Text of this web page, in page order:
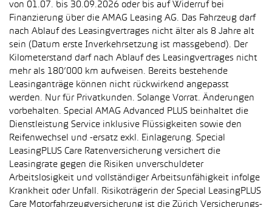
von 01.07. bis 30.09.2026 oder bis auf Widerruf bei
Finanzierung über die AMAG Leasing AG. Das Fahrzeug darf
nach Ablauf des Leasingvertrages nicht älter als 8 Jahre alt
sein (Datum erste Inverkehrsetzung ist massgebend). Der
Kilometerstand darf nach Ablauf des Leasingvertrages nicht
mehr als 180’000 km aufweisen. Bereits bestehende
Leasinganträge können nicht rückwirkend angepasst
werden. Nur für Privatkunden. Solange Vorrat. Änderungen
vorbehalten. Special AMAG Advanced PLUS beinhaltet die
Dienstleistung Service inklusive Flüssigkeiten sowie den
Reifenwechsel und -ersatz exkl. Einlagerung. Special
LeasingPLUS Care Ratenversicherung versichert die
Leasingrate gegen die Risiken unverschuldeter
Arbeitslosigkeit und vollständiger Arbeitsunfähigkeit infolge
Krankheit oder Unfall. Risikoträgerin der Special LeasingPLUS
Care Motorfahrzeugversicherung ist die Zürich Versicherungs-